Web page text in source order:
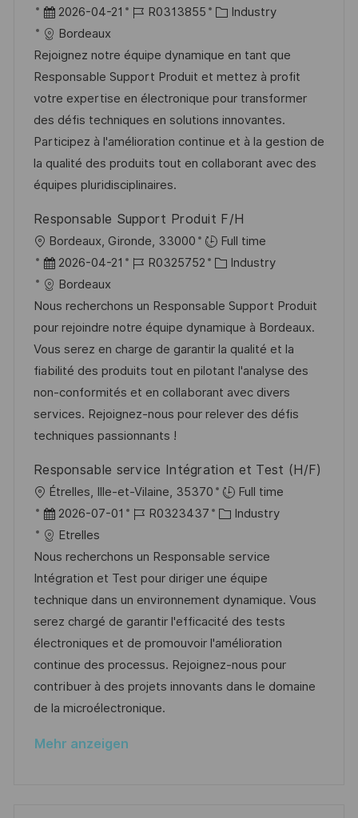
u
n
g
ö
f
f
e
n
t
l
c
h
u
n
g
r
t
D
a
t
u
m
d
e
V
r
ö
f
f
e
n
t
l
i
c
h
u
n
g
2026-04-21
J
b
-
I
D
R0313855
K
t
e
g
o
r
i
Industry
Bordeaux
Rejoignez notre équipe dynamique en tant que
Responsable Support Produit et mettez à profit
votre expertise en électronique pour transformer
des défis techniques en solutions innovantes.
Participez à l'amélioration continue et à la gestion de
la qualité des produits tout en collaborant avec des
équipes pluridisciplinaires.
Responsable Support Produit F/H
O
r
t
Bordeaux, Gironde, 33000
Full time
D
a
t
u
m
d
e
r
V
r
ö
f
f
e
n
t
l
i
c
h
u
n
2026-04-21
J
b
-
I
D
R0325752
K
t
e
g
o
r
i
Industry
Bordeaux
Nous recherchons un Responsable Support Produit
pour rejoindre notre équipe dynamique à Bordeaux.
Vous serez en charge de garantir la qualité et la
fiabilité des produits tout en pilotant l'analyse des
non-conformités et en collaborant avec divers
services. Rejoignez-nous pour relever des défis
techniques passionnants !
Responsable service Intégration et Test (H/F)
O
r
t
Étrelles, Ille-et-Vilaine, 35370
Full time
D
a
t
u
m
d
e
r
V
e
ö
2026-07-01
J
b
-
I
D
R0323437
K
t
e
g
o
r
i
e
Industry
Etrelles
Nous recherchons un Responsable service
Intégration et Test pour diriger une équipe
technique dans un environnement dynamique. Vous
serez chargé de garantir l'efficacité des tests
électroniques et de promouvoir l'amélioration
continue des processus. Rejoignez-nous pour
contribuer à des projets innovants dans le domaine
de la microélectronique.
Mehr anzeigen